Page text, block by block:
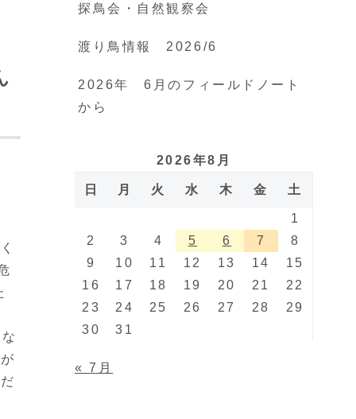
探鳥会・自然観察会
渡り鳥情報 2026/6
2026年 6月のフィールドノート
から
2026年8月
日 月 火 水 木 金 土
1
2
3 4 5 6 7
8
9
10 11 12 13 14
15
16
17 18 19 20 21
22
23
24 25 26 27 28
29
30
31
« 7月